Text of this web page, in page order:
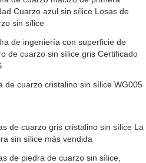
Cuarzo azul sin sílice Losas de
sin sílice
de ingeniería con superficie de
de cuarzo sin sílice gris Certificado
de cuarzo cristalino sin sílice WG005
de cuarzo gris cristalino sin sílice La
sin sílice más vendida
de piedra de cuarzo sin sílice,